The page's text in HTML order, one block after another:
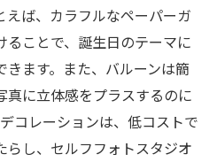
ば、カラフルなペーパーガ
ことで、誕生日のテーマに
ます。また、バルーンは簡
に立体感をプラスするのに
コレーションは、低コストで
らし、セルフフォトスタジオ